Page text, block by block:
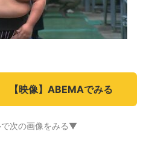
【映像】ABEMAでみる
次の画像をみる▼